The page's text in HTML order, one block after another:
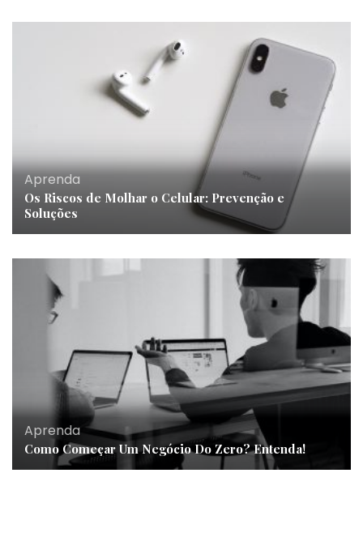
Aprenda
Os Riscos de Molhar o Celular: Prevenção e
Soluções
Aprenda
Como Começar Um Negócio Do Zero? Entenda!